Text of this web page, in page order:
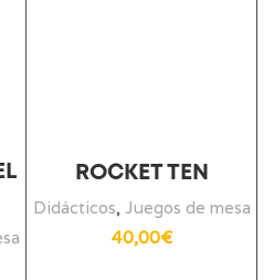
ROCKET TEN
Didácticos, Juegos de mesa
40,00€